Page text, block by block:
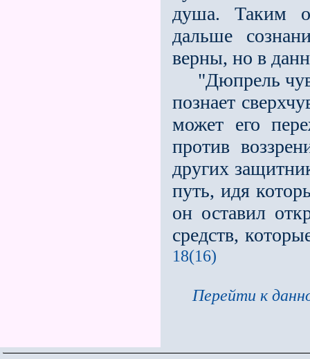
душа. Таким
дальше
верны, но в
"Дюпрель
познает
может его
против
других
путь, идя
он оставил
средств,
18(16)
Перейти к